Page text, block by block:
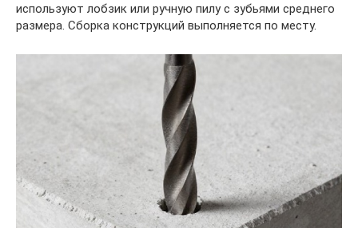
используют лобзик или ручную пилу с зубьями среднего
размера. Сборка конструкций выполняется по месту.